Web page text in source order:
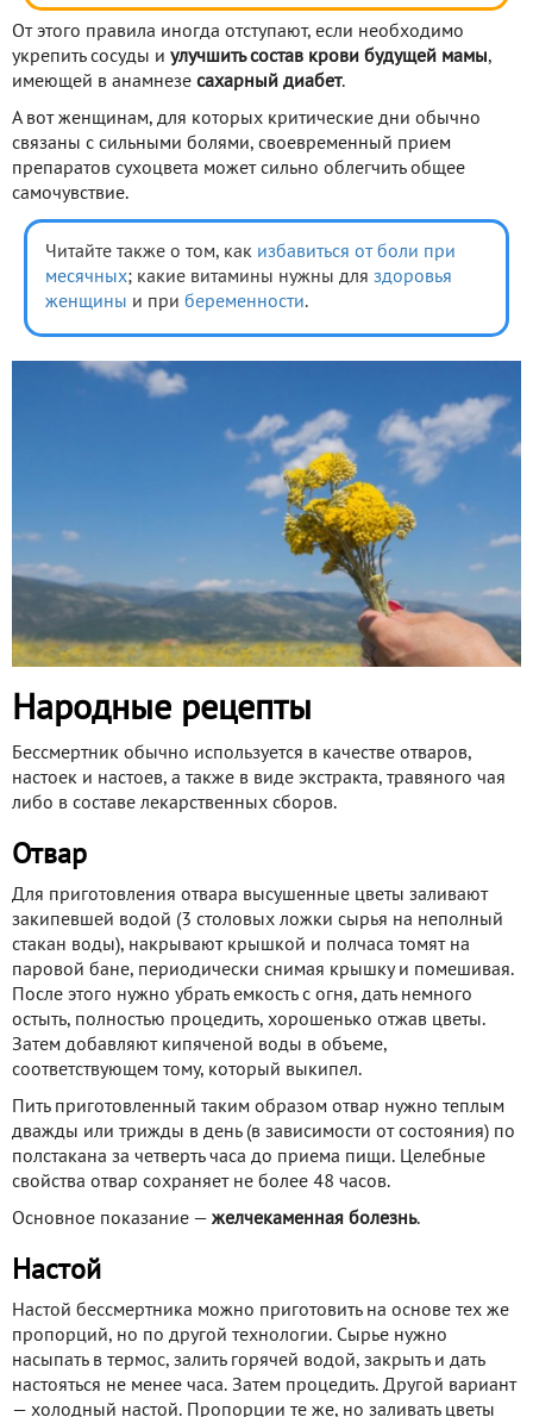
От этого правила иногда отступают, если необходимо
укрепить сосуды и улучшить состав крови будущей мамы,
имеющей в анамнезе сахарный диабет.
А вот женщинам, для которых критические дни обычно
связаны с сильными болями, своевременный прием
препаратов сухоцвета может сильно облегчить общее
самочувствие.
Читайте также о том, как избавиться от боли при
месячных; какие витамины нужны для здоровья
женщины и при беременности.
Народные рецепты
Бессмертник обычно используется в качестве отваров,
настоек и настоев, а также в виде экстракта, травяного чая
либо в составе лекарственных сборов.
Отвар
Для приготовления отвара высушенные цветы заливают
закипевшей водой (3 столовых ложки сырья на неполный
стакан воды), накрывают крышкой и полчаса томят на
паровой бане, периодически снимая крышку и помешивая.
После этого нужно убрать емкость с огня, дать немного
остыть, полностью процедить, хорошенько отжав цветы.
Затем добавляют кипяченой воды в объеме,
соответствующем тому, который выкипел.
Пить приготовленный таким образом отвар нужно теплым
дважды или трижды в день (в зависимости от состояния) по
полстакана за четверть часа до приема пищи. Целебные
свойства отвар сохраняет не более 48 часов.
Основное показание — желчекаменная болезнь.
Настой
Настой бессмертника можно приготовить на основе тех же
пропорций, но по другой технологии. Сырье нужно
насыпать в термос, залить горячей водой, закрыть и дать
настояться не менее часа. Затем процедить. Другой вариант
— холодный настой. Пропорции те же, но заливать цветы